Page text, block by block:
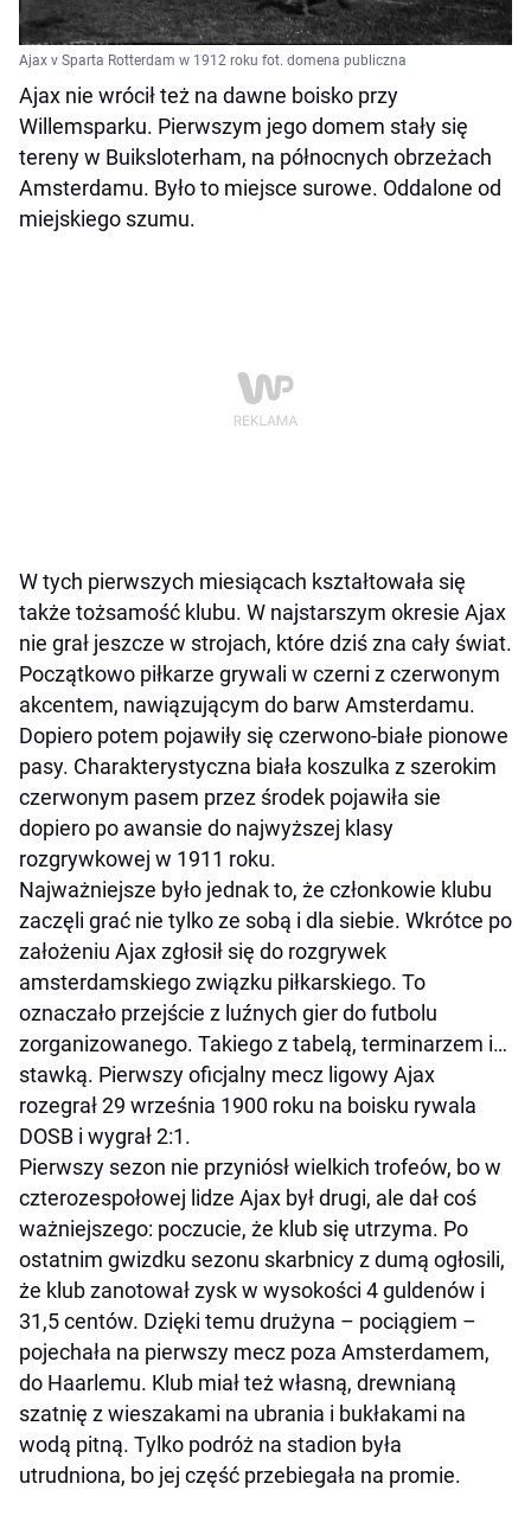
Ajax v Sparta Rotterdam w 1912 roku fot. domena publiczna
Ajax nie wrócił też na dawne boisko przy
Willemsparku. Pierwszym jego domem stały się
tereny w Buiksloterham, na północnych obrzeżach
Amsterdamu. Było to miejsce surowe. Oddalone od
miejskiego szumu.
W tych pierwszych miesiącach kształtowała się
także tożsamość klubu. W najstarszym okresie Ajax
nie grał jeszcze w strojach, które dziś zna cały świat.
Początkowo piłkarze grywali w czerni z czerwonym
akcentem, nawiązującym do barw Amsterdamu.
Dopiero potem pojawiły się czerwono-białe pionowe
pasy. Charakterystyczna biała koszulka z szerokim
czerwonym pasem przez środek pojawiła sie
dopiero po awansie do najwyższej klasy
rozgrywkowej w 1911 roku.
Najważniejsze było jednak to, że członkowie klubu
zaczęli grać nie tylko ze sobą i dla siebie. Wkrótce po
założeniu Ajax zgłosił się do rozgrywek
amsterdamskiego związku piłkarskiego. To
oznaczało przejście z luźnych gier do futbolu
zorganizowanego. Takiego z tabelą, terminarzem i…
stawką. Pierwszy oficjalny mecz ligowy Ajax
rozegrał 29 września 1900 roku na boisku rywala
DOSB i wygrał 2:1.
Pierwszy sezon nie przyniósł wielkich trofeów, bo w
czterozespołowej lidze Ajax był drugi, ale dał coś
ważniejszego: poczucie, że klub się utrzyma. Po
ostatnim gwizdku sezonu skarbnicy z dumą ogłosili,
że klub zanotował zysk w wysokości 4 guldenów i
31,5 centów. Dzięki temu drużyna – pociągiem –
pojechała na pierwszy mecz poza Amsterdamem,
do Haarlemu. Klub miał też własną, drewnianą
szatnię z wieszakami na ubrania i bukłakami na
wodą pitną. Tylko podróż na stadion była
utrudniona, bo jej część przebiegała na promie.